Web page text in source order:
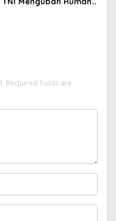
Required fields are